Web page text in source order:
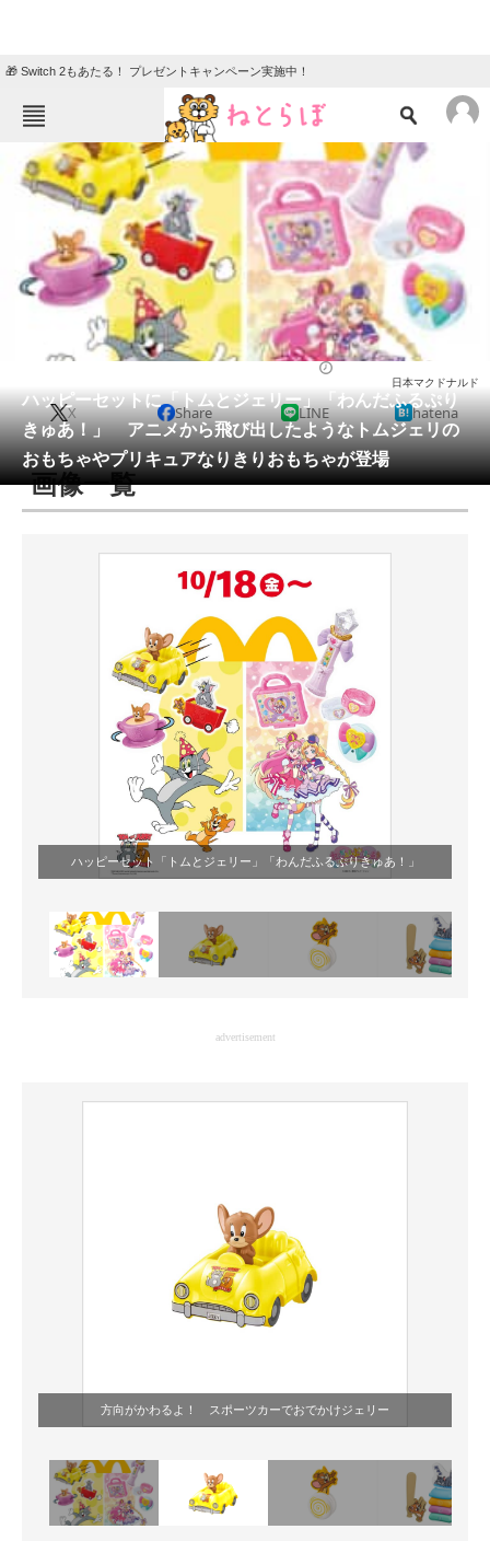
🎁 Switch 2もあたる！ プレゼントキャンペーン実施中！
ねとらぼメニュー
TOP ニュース
クイズ
グルメ 地域
住まい 教育・育児
リサーチ
会員記事
メディア
注目記事を集めた総合ページ
スマホと通信の最新トレンド
進化するPCとデバイスの未来
好きが集まる 比べて選べる
ビジネスと働き方のヒント
AI活用のいまが分かる
企業ITのトレンドを詳説
経営リーダーのコミュニティ
マーケ×ITの今がよく分かる
ITエンジニア向け専門サイト
製造業のIT導入・活用を支援
エネルギーの専門メディア
ハッピーセットに「トムとジェリー」「わんだふるぷり
きゅあ！」 アニメから飛び出したようなトムジェリの
おもちゃやプリキュアなりきりおもちゃが登場
日本マクドナルド
X Share LINE hatena
画像一覧
ハッピーセット「トムとジェリー」「わんだふるぷりきゅあ！」
advertisement
方向がかわるよ！ スポーツカーでおでかけジェリー